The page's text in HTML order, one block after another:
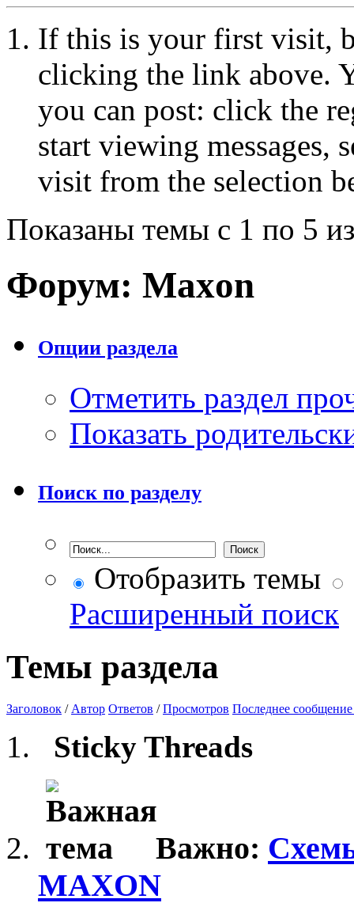
If this is your first visit,
clicking the link above.
you can post: click the
start viewing messages,
visit from the selection
Показаны темы с 1 по 5
Форум: Maxon
Опции раздела
Отметить раздел
Показать
Поиск по разделу
Отобразить темы
Расширенный поиск
Темы раздела
Заголовок / Автор Ответов /Просмотров Последнее сообщение
Sticky Threads
Важно:
MAXON